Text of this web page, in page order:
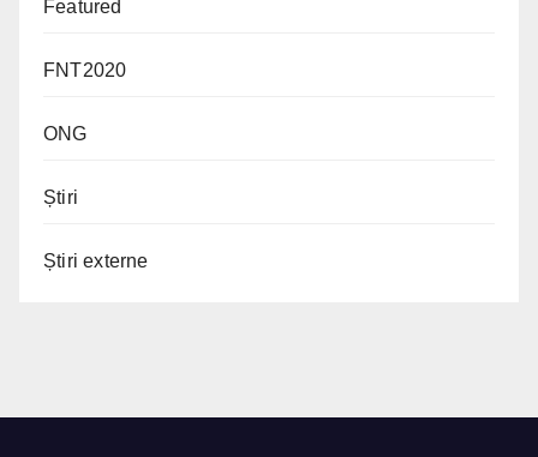
Featured
FNT2020
ONG
Știri
Știri externe